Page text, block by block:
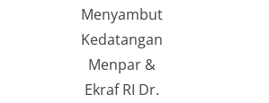
Menyambut
Kedatangan
Menpar &
Ekraf RI Dr.